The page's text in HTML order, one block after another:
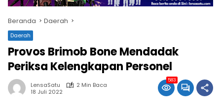
Beranda Daerah
Daerah
Provos Brimob Bone Mendadak
Periksa Kelengkapan Personel
LensaSatu
2 Min Baca
18 Juli 2022
583